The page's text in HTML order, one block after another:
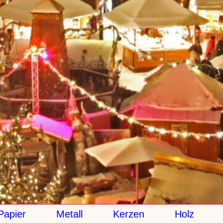
Metall Kerzen Holz